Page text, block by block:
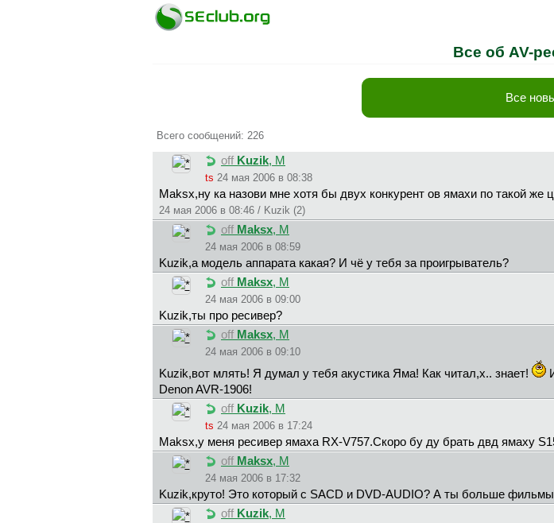
Все об AV-
Все
Всего сообщений: 226
off Kuzik, М
ts 24 мая 2006 в 08:38
Maksx,ну ка назови мне хотя бы двух конкурент ов ямахи по такой же
24 мая 2006 в 08:46 / Kuzik (2)
off Maksx, М
24 мая 2006 в 08:59
Kuzik,а модель аппарата какая? И чё у тебя за проигрыватель?
off Maksx, М
24 мая 2006 в 09:00
Kuzik,ты про ресивер?
off Maksx, М
24 мая 2006 в 09:10
Kuzik,вот млять! Я думал у тебя акустика Яма! Как читал,х.. знает!
Denon AVR-1906!
off Kuzik, М
ts 24 мая 2006 в 17:24
Maksx,у меня ресивер ямаха RX-V757.Скоро бу ду брать двд ямаху
off Maksx, М
24 мая 2006 в 17:32
Kuzik,круто! Это который с SACD и DVD-AUDIO? А ты больше
off Kuzik, М